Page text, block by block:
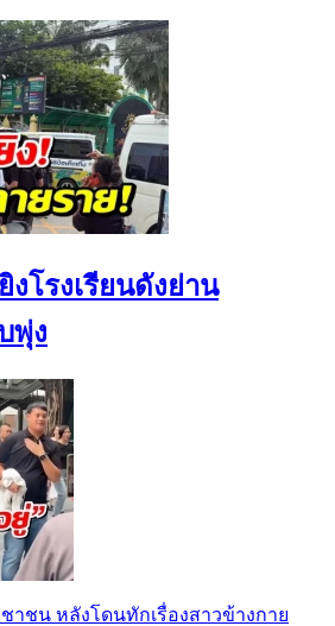
โรงเรียนดังย่าน
พุ่ง
าชน หลังโดนทักเรื่องสาวข้างกาย